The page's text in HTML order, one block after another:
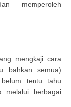
memperoleh
mengkaji cara
bahkan semua)
tentu tahu
melalui berbagai